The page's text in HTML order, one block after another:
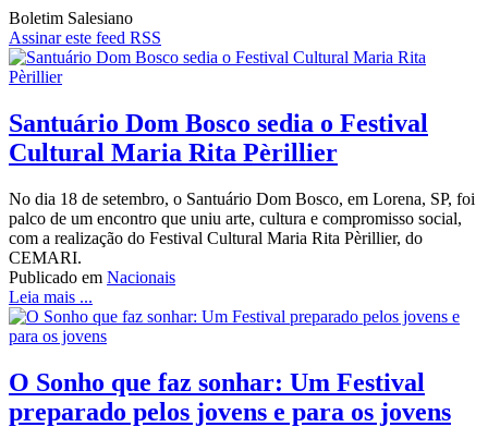
Boletim Salesiano
Assinar este feed RSS
Santuário Dom Bosco sedia o Festival
Cultural Maria Rita Pèrillier
No dia 18 de setembro, o Santuário Dom Bosco, em Lorena, SP, foi
palco de um encontro que uniu arte, cultura e compromisso social,
com a realização do Festival Cultural Maria Rita Pèrillier, do
CEMARI.
Publicado em Nacionais
Leia mais ...
O Sonho que faz sonhar: Um Festival
preparado pelos jovens e para os jovens